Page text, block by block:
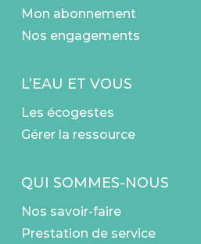
Mon abonnement
Nos engagements
L’EAU ET VOUS
Les écogestes
Gérer la ressource
QUI SOMMES-NOUS
Nos savoir-faire
Prestation de service